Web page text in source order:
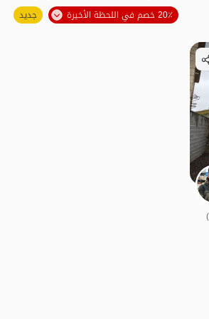
الموقع على الخريطة
20٪ خصم في اللحظة الأخيرة
جديد